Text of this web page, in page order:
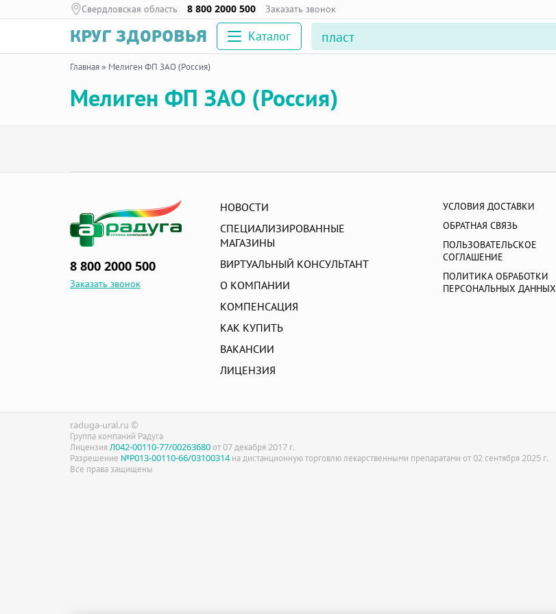
Свердловская область 8 800 2000 500 Заказать звонок
Каталог
Главная» Мелиген ФП ЗАО (Россия)
Мелиген ФП ЗАО (Россия)
8 800 2000 500
Заказать звонок
НОВОСТИ
СПЕЦИАЛИЗИРОВАННЫЕ
МАГАЗИНЫ
ВИРТУАЛЬНЫЙ КОНСУЛЬТАНТ
О КОМПАНИИ
КОМПЕНСАЦИЯ
КАК КУПИТЬ
ВАКАНСИИ
ЛИЦЕНЗИЯ
УСЛОВИЯ ДОСТАВКИ
ОБРАТНАЯ СВЯЗЬ
ПОЛЬЗОВАТЕЛЬСКОЕ
СОГЛАШЕНИЕ
ПОЛИТИКА ОБРАБОТКИ
ПЕРСОНАЛЬНЫХ ДАННЫХ
raduga-ural.ru ©
Группа компаний Радуга
Лицензия Л042-00110-77/00263680от 07 декабря 2017 г.
Разрешение №Р013-00110-66/03100314на дистанционную торговлю лекарственными препаратами от 02 сентября 2025 г.
Все права защищены